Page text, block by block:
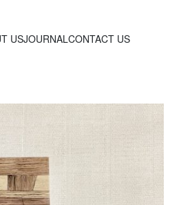
USJOURNALCONTACT US